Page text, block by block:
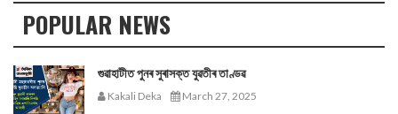
POPULAR NEWS
গুৱাহাটীত পুনৰ সুৰাসক্ত যুৱতীৰ তাণ্ডৱ
Kakali Deka March 27, 2025